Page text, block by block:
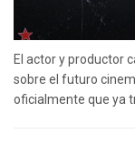
El actor y productor
sobre el futuro
oficialmente que ya